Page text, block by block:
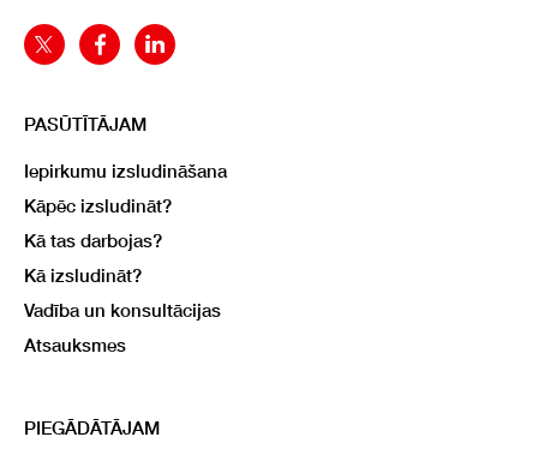
PASŪTĪTĀJAM
Iepirkumu izsludināšana
Kāpēc izsludināt?
Kā tas darbojas?
Kā izsludināt?
Vadība un konsultācijas
Atsauksmes
PIEGĀDĀTĀJAM